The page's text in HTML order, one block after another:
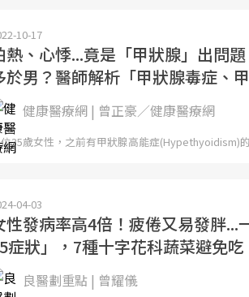
10-17
熱、心悸...竟是「甲狀腺」出問
於男？醫師解析「甲狀腺毒症、
健康醫療網 | 曾正豪／健康醫療網
35歲女性，之前有甲狀腺高能症(Hypethyoidism)
04-03
性發病率高4倍！疲倦又易發胖...
症狀」，7種十字花科蔬菜避免吃
良醫劃重點 | 曾耀儀